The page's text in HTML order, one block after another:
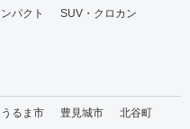
パクト
SUV・クロカン
うるま市 豊見城市
北谷町